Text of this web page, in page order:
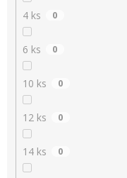
4 ks 0
6 ks 0
10 ks 0
12 ks 0
14 ks 0